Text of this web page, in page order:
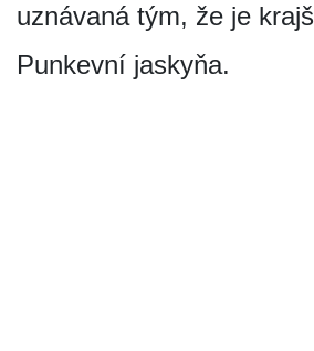
uznávaná tým, že je
Punkevní jaskyňa.